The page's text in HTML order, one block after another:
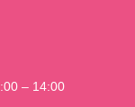
– 14:00